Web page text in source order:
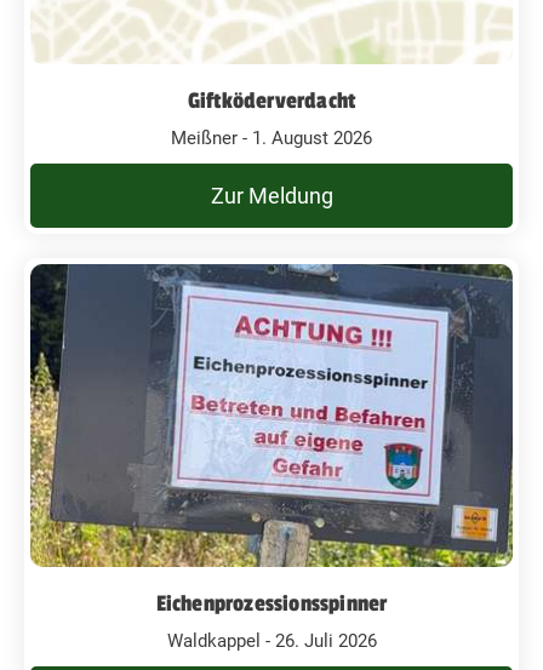
Giftköderverdacht
Meißner - 1. August 2026
Zur Meldung
Eichenprozessionsspinner
Waldkappel - 26. Juli 2026